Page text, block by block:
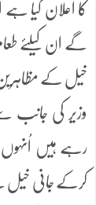
کا اعلان کیا
گے ان کیلئے
خیل کے مظاہرین
وزیر کی جانب
رہے ہیں اُنہوں
کرکے جانی خیل